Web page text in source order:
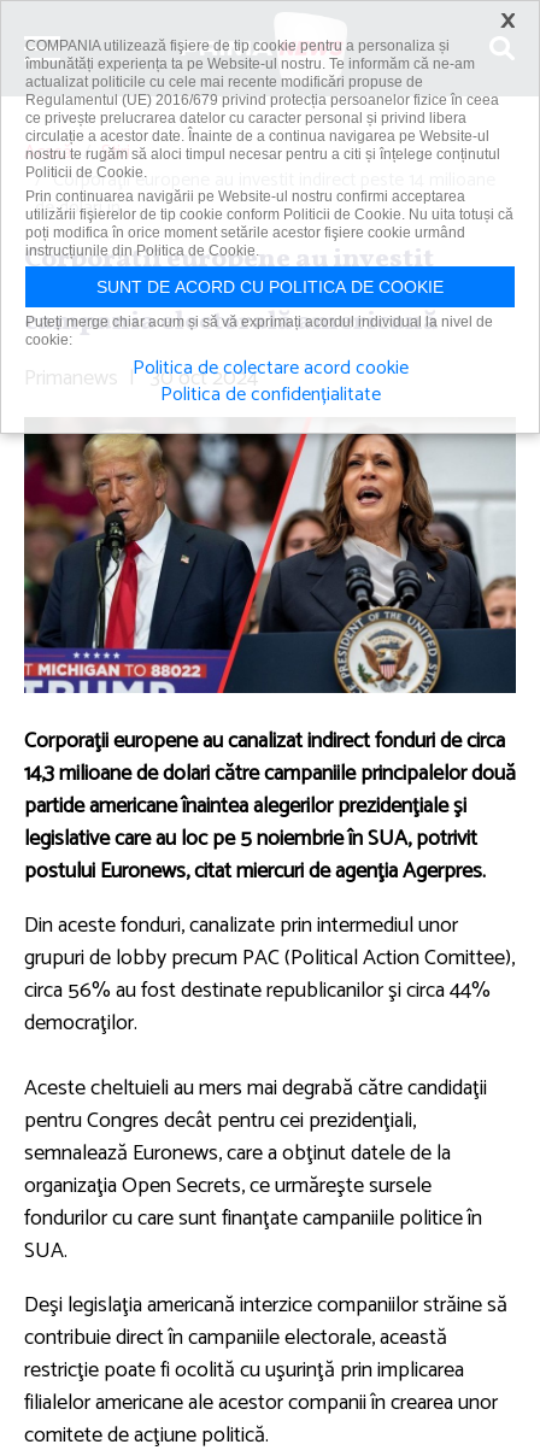
Acasă
Știri
Corporaţii europene au investit indirect peste 14 milioane
de dolari în...
Corporaţii europene au investit
indirect peste 14 milioane de dolari în
campania electorală americană
Primanews | 30 oct 2024
Corporaţii europene au canalizat indirect fonduri de circa
14,3 milioane de dolari către campaniile principalelor două
partide americane înaintea alegerilor prezidenţiale şi
legislative care au loc pe 5 noiembrie în SUA, potrivit
postului Euronews, citat miercuri de agenţia Agerpres.
Din aceste fonduri, canalizate prin intermediul unor
grupuri de lobby precum PAC (Political Action Comittee),
circa 56% au fost destinate republicanilor şi circa 44%
democraţilor.
Aceste cheltuieli au mers mai degrabă către candidaţii
pentru Congres decât pentru cei prezidenţiali,
semnalează Euronews, care a obţinut datele de la
organizaţia Open Secrets, ce urmăreşte sursele
fondurilor cu care sunt finanţate campaniile politice în
SUA.
Deşi legislaţia americană interzice companiilor străine să
contribuie direct în campaniile electorale, această
restricţie poate fi ocolită cu uşurinţă prin implicarea
filialelor americane ale acestor companii în crearea unor
comitete de acţiune politică.
×
COMPANIA utilizează fişiere de tip cookie pentru a personaliza și
îmbunătăți experiența ta pe Website-ul nostru. Te informăm că ne-am
actualizat politicile cu cele mai recente modificări propuse de
Regulamentul (UE) 2016/679 privind protecția persoanelor fizice în ceea
ce privește prelucrarea datelor cu caracter personal și privind libera
circulație a acestor date. Înainte de a continua navigarea pe Website-ul
nostru te rugăm să aloci timpul necesar pentru a citi și înțelege conținutul
Politicii de Cookie.
Prin continuarea navigării pe Website-ul nostru confirmi acceptarea
utilizării fişierelor de tip cookie conform Politicii de Cookie. Nu uita totuși că
poți modifica în orice moment setările acestor fişiere cookie urmând
instrucțiunile din Politica de Cookie.
SUNT DE ACORD CU POLITICA DE COOKIE
Puteți merge chiar acum și să vă exprimați acordul individual la nivel de
cookie:
Politica de colectare acord cookie
Politica de confidențialitate